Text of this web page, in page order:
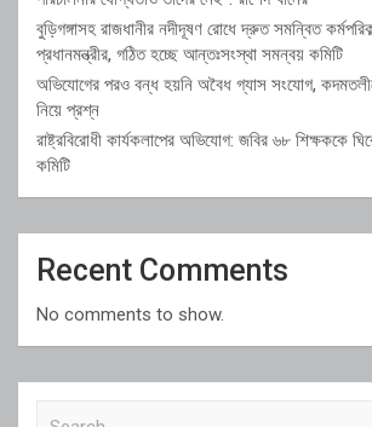
বুড়িগঙ্গাসহ রাজধানীর নদীদূষণ রোধে দ্রুত সমন্বিত
প্রধানমন্ত্রীর, গঠিত হচ্ছে আন্তঃসংস্থা সমন্বয় কমিটি
অভিযোগের পরও বন্ধ হয়নি অবৈধ গ্যাস সংযোগ,
নিয়ে প্রশ্ন
রাষ্ট্রবিরোধী কার্যকলাপের অভিযোগ: জবির ৬৮ শিক্ষককে
কমিটি
Recent Comments
No comments to show.